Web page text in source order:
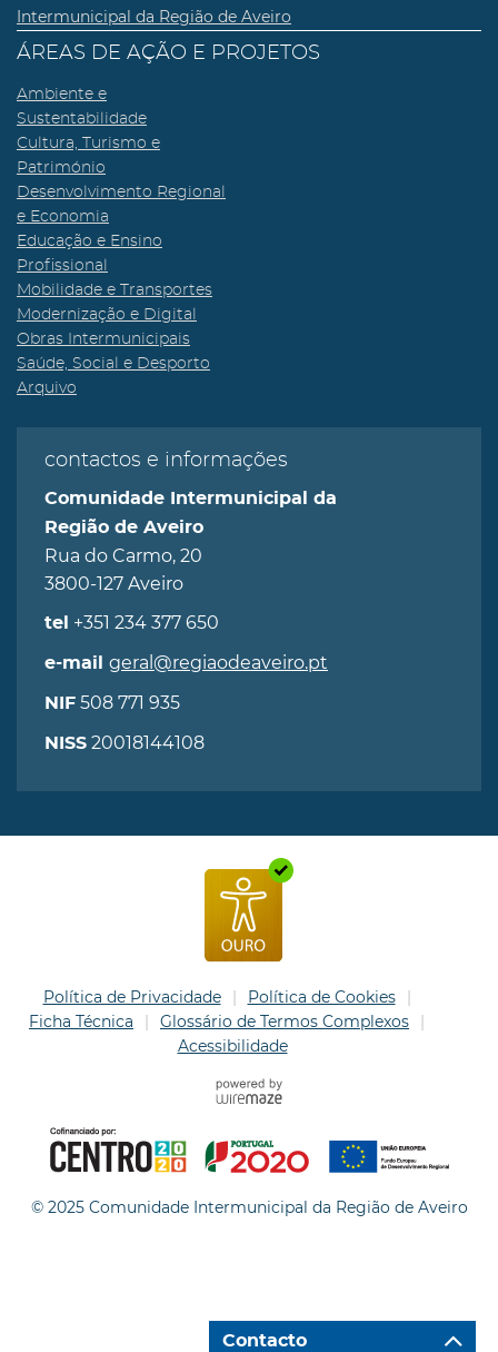
Intermunicipal da Região de Aveiro
ÁREAS DE AÇÃO E PROJETOS
Ambiente e
Sustentabilidade
Cultura, Turismo e
Património
Desenvolvimento Regional
e Economia
Educação e Ensino
Profissional
Mobilidade e Transportes
Modernização e Digital
Obras Intermunicipais
Saúde, Social e Desporto
Arquivo
contactos e informações
Comunidade Intermunicipal da
Região de Aveiro
Rua do Carmo, 20
3800-127 Aveiro
tel +351 234 377 650
e-mail geral@regiaodeaveiro.pt
NIF 508 771 935
NISS 20018144108
Política de Privacidade
Política de Cookies
Ficha Técnica
Glossário de Termos Complexos
Acessibilidade
© 2025 Comunidade Intermunicipal da Região de Aveiro
Contacto